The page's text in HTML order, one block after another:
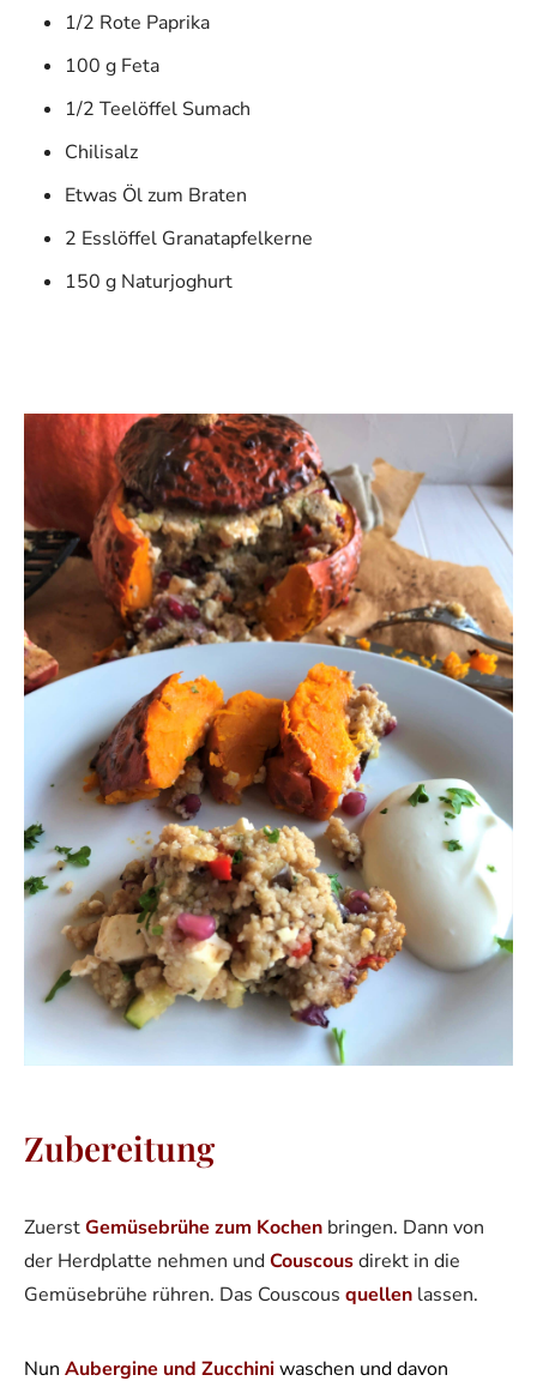
1/2 Rote Paprika
100 g Feta
1/2 Teelöffel Sumach
Chilisalz
Etwas Öl zum Braten
2 Esslöffel Granatapfelkerne
150 g Naturjoghurt
Zubereitung
ZuerstGemüsebrühe zum Kochen bringen. Dann von
der Herdplatte nehmen undCouscousdirekt in die
Gemüsebrühe rühren. Das Couscous quellen lassen.
Nun Aubergine und Zucchiniwaschen und davon